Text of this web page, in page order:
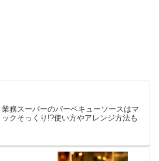
業務スーパーのバーベキューソースはマ
ックそっくり!?使い方やアレンジ方法も